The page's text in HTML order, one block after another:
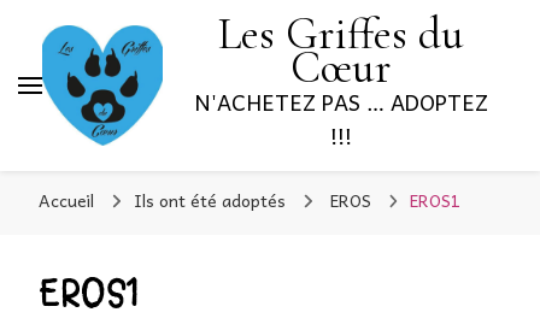
Les Griffes du
Cœur
N'ACHETEZ PAS … ADOPTEZ
!!!
Accueil Ils ont été adoptés EROS EROS1
EROS1